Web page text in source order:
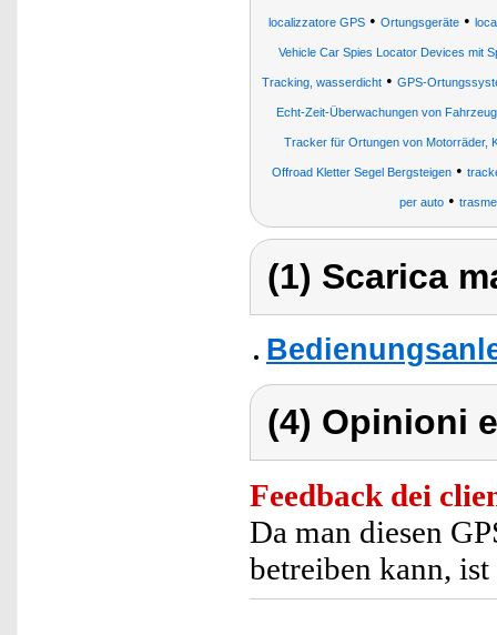
localizzatore GPS • Ortungsgeräte •
Vehicle Car Spies Locator Devices mit
Tracking, wasserdicht • GPS-
Echt-Zeit-Überwachungen von
Tracker für Ortungen von Motorräder,
Offroad Kletter Segel Bergsteigen•
per auto •
(1) Scarica
(4) Opinioni
Feedback dei
Da man diesen
betreiben kann,